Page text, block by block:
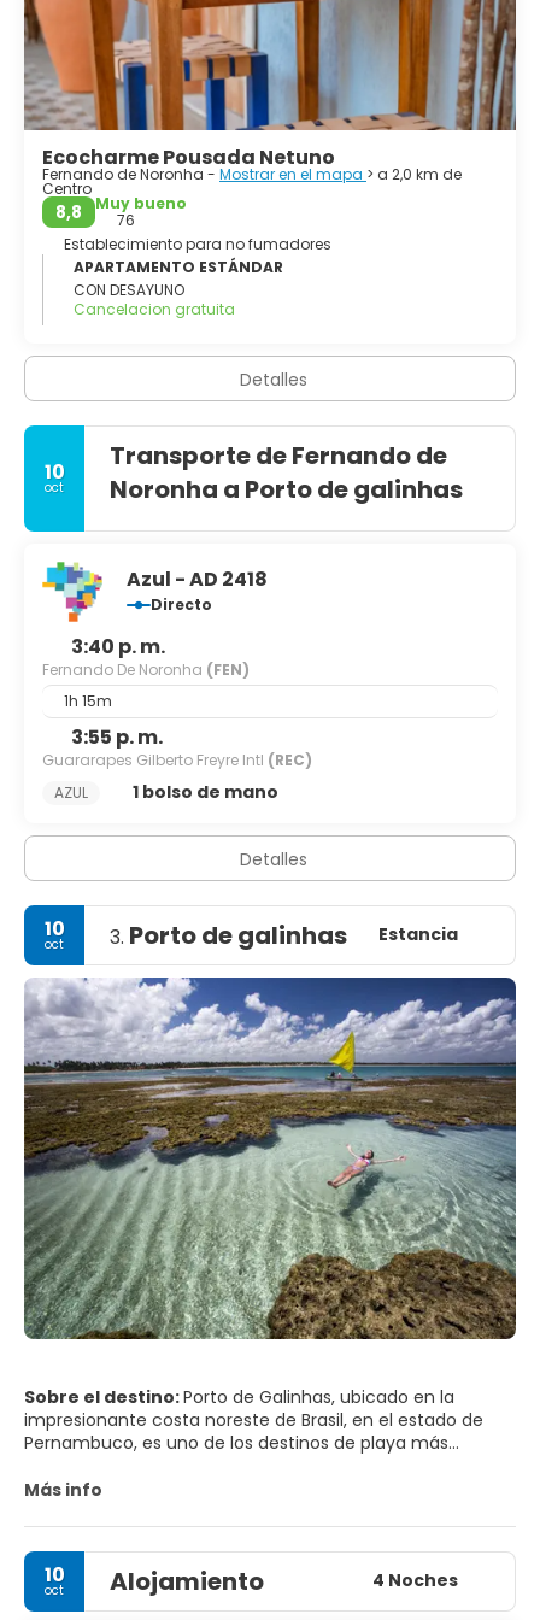
Ecocharme Pousada Netuno
Fernando de Noronha - Mostrar en el mapa > a 2,0 km de
Centro
8,8
Muy bueno
76
Establecimiento para no fumadores
APARTAMENTO ESTÁNDAR
CON DESAYUNO
Cancelacion gratuita
Detalles
10
oct
Transporte de Fernando de
Noronha a Porto de galinhas
Azul - AD 2418
Directo
3:40 p. m.
Fernando De Noronha (FEN)
1h 15m
3:55 p. m.
Guararapes Gilberto Freyre Intl (REC)
AZUL
1 bolso de mano
Detalles
10
oct 3. Porto de galinhas Estancia
Sobre el destino:Porto de Galinhas, ubicado en la
impresionante costa noreste de Brasil, en el estado de
Pernambuco, es uno de los destinos de playa más
pescadores, se ha convertido en un encantador balneario
turquesas y ambiente relajado. La playa principal se
extiende por kilómetros, bordeada de cocoteros y pozas
naturales que se forman entre los arrecifes de coral
durante la marea baja, creando rincones perfectos y
Más info
10
oct Alojamiento 4 Noches